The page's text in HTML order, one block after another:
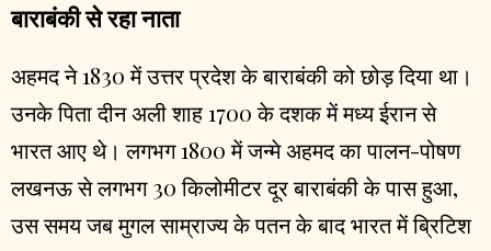
बाराबंकी से रहा नाता
अहमद ने 1830 में उत्तर प्रदेश के बाराबंकी को छोड़ दिया था।
उनके पिता दीन अली शाह 1700 के दशक में मध्य ईरान से
भारत आए थे। लगभग 1800 में जन्मे अहमद का पालन-पोषण
लखनऊ से लगभग 30 किलोमीटर दूर बाराबंकी के पास हुआ,
उस समय जब मुगल साम्राज्य के पतन के बाद भारत में ब्रिटिश